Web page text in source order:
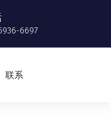
6697
联系